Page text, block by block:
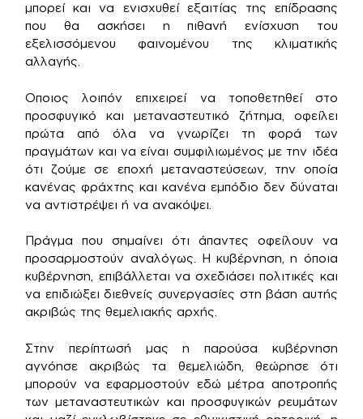
μπορεί και να ενισχυθεί εξαιτίας της επίδρασης
που θα ασκήσει η πιθανή ενίσχυση του
εξελισσόμενου φαινομένου της κλιματικής
αλλαγής.
Οποιος λοιπόν επιχειρεί να τοποθετηθεί στο
προσφυγικό και μεταναστευτικό ζήτημα, οφείλει
πρώτα από όλα να γνωρίζει τη φορά των
πραγμάτων και να είναι συμφιλιωμένος με την ιδέα
ότι ζούμε σε εποχή μεταναστεύσεων, την οποία
κανένας φράχτης και κανένα εμπόδιο δεν δύναται
να αντιστρέψει ή να ανακόψει.
Πράγμα που σημαίνει ότι άπαντες οφείλουν να
προσαρμοστούν αναλόγως. Η κυβέρνηση, η όποια
κυβέρνηση, επιβάλλεται να σχεδιάσει πολιτικές και
να επιδιώξει διεθνείς συνεργασίες στη βάση αυτής
ακριβώς της θεμελιακής αρχής.
Στην περίπτωσή μας η παρούσα κυβέρνηση
αγνόησε ακριβώς τα θεμελιώδη, θεώρησε ότι
μπορούν να εφαρμοστούν εδώ μέτρα αποτροπής
των μεταναστευτικών και προσφυγικών ρευμάτων